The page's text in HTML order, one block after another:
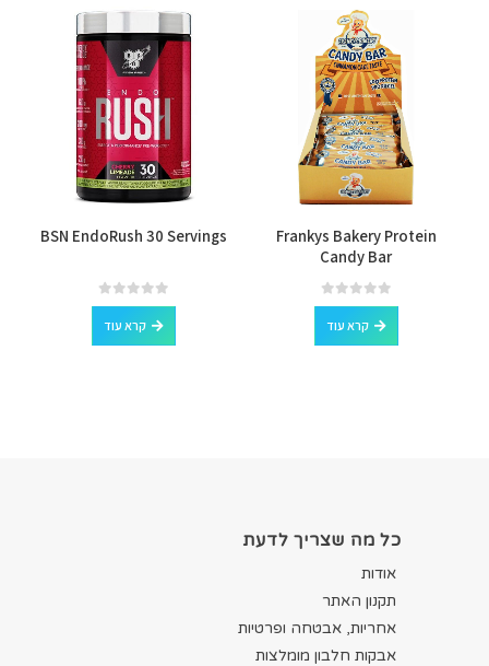
Frankys Bakery Protein
Candy Bar
0
out of 5
קרא עוד
BSN EndoRush 30 Servings
0
out of 5
קרא עוד
כל מה שצריך לדעת
אודות
תקנון האתר
אחריות, אבטחה ופרטיות
אבקות חלבון מומלצות